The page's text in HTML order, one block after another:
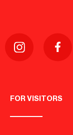
FOR VISITORS